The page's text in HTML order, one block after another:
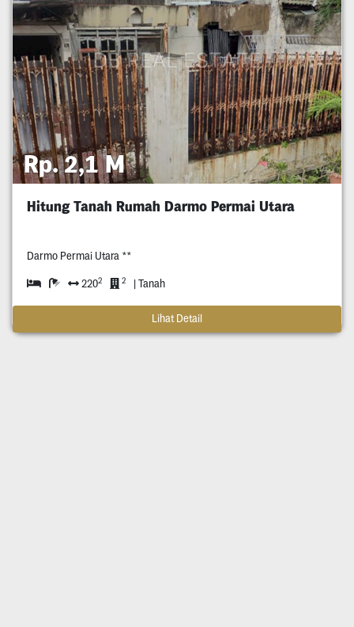
Rp. 2,1 M
Hitung Tanah Rumah Darmo Permai Utara
Darmo Permai Utara **
2202 2 | Tanah
Lihat Detail